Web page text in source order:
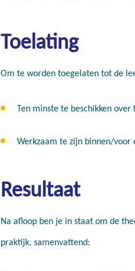
Toelating
Om te worden toegelaten tot de
Ten minste te beschikken
Werkzaam te zijn binnen/voor
Resultaat
Na afloop ben je in staat om de
praktijk, samenvattend: